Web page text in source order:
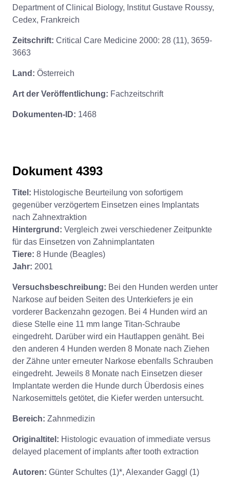
Department of Clinical Biology, Institut Gustave Roussy,
Cedex, Frankreich
Zeitschrift: Critical Care Medicine 2000: 28 (11), 3659-
3663
Land: Österreich
Art der Veröffentlichung: Fachzeitschrift
Dokumenten-ID: 1468
Dokument 4393
Titel: Histologische Beurteilung von sofortigem
gegenüber verzögertem Einsetzen eines Implantats
nach Zahnextraktion
Hintergrund: Vergleich zwei verschiedener Zeitpunkte
für das Einsetzen von Zahnimplantaten
Tiere: 8 Hunde (Beagles)
Jahr: 2001
Versuchsbeschreibung: Bei den Hunden werden unter
Narkose auf beiden Seiten des Unterkiefers je ein
vorderer Backenzahn gezogen. Bei 4 Hunden wird an
diese Stelle eine 11 mm lange Titan-Schraube
eingedreht. Darüber wird ein Hautlappen genäht. Bei
den anderen 4 Hunden werden 8 Monate nach Ziehen
der Zähne unter erneuter Narkose ebenfalls Schrauben
eingedreht. Jeweils 8 Monate nach Einsetzen dieser
Implantate werden die Hunde durch Überdosis eines
Narkosemittels getötet, die Kiefer werden untersucht.
Bereich: Zahnmedizin
Originaltitel: Histologic evauation of immediate versus
delayed placement of implants after tooth extraction
Autoren: Günter Schultes (1)*, Alexander Gaggl (1)